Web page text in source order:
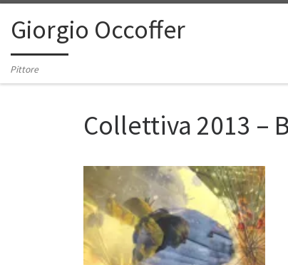
Passa al contenuto
Giorgio Occoffer
Pittore
Collettiva 2013 –